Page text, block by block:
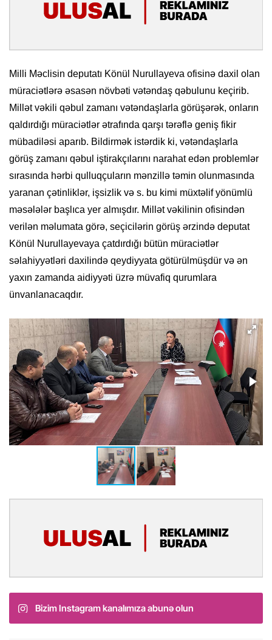
Milli Məclisin deputatı Könül Nurullayeva ofisinə daxil olan
müraciətlərə əsasən növbəti vətəndaş qəbulunu keçirib.
Millət vəkili qəbul zamanı vətəndaşlarla görüşərək, onların
qaldırdığı müraciətlər ətrafında qarşı tərəflə geniş fikir
mübadiləsi aparıb. Bildirmək istərdik ki, vətəndaşlarla
görüş zamanı qəbul iştirakçılarını narahat edən problemlər
sırasında hərbi qulluqçuların mənzillə təmin olunmasında
yaranan çətinliklər, işsizlik və s. bu kimi müxtəlif yönümlü
məsələlər başlıca yer almışdır. Millət vəkilinin ofisindən
verilən məlumata görə, seçicilərin görüş ərzində deputat
Könül Nurullayevaya çatdırdığı bütün müraciətlər
səlahiyyətləri daxilində qeydiyyata götürülmüşdür və ən
yaxın zamanda aidiyyəti üzrə müvafiq qurumlara
ünvanlanacaqdır.
Bizim Instagram kanalımıza abunə olun